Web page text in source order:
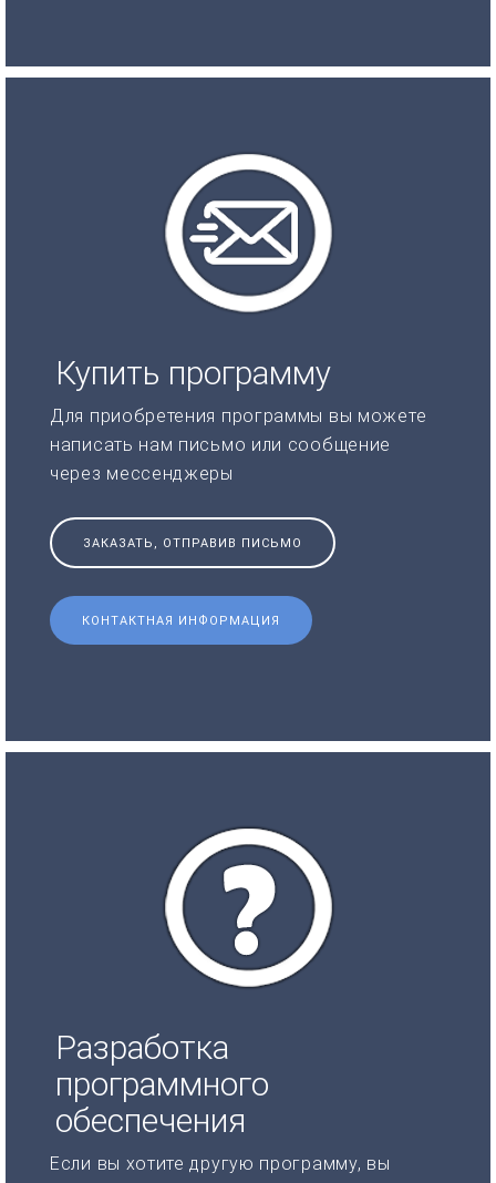
Купить программу
Для приобретения программы вы можете
написать нам письмо или сообщение
через мессенджеры
ЗАКАЗАТЬ, ОТПРАВИВ ПИСЬМО
КОНТАКТНАЯ ИНФОРМАЦИЯ
Разработка
программного
обеспечения
Если вы хотите другую программу, вы